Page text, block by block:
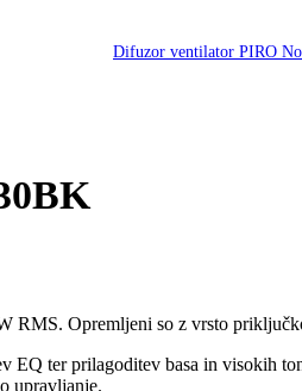
Difuzor ventilator PIRO
RMS. Opremljeni so z vrsto
EQ ter prilagoditev basa in visokih
upravljanje.